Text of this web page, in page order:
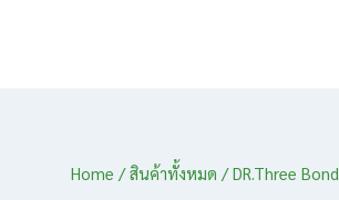
Home / สินค้าทั้งหมด / DR.Three Bond